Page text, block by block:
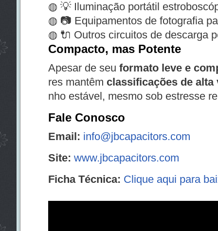
◍ 💡 Iluminação portátil
◍ 📷 Equipamentos de fotografia
◍ 🔌 Outros circuitos de descarga
Compacto, mas Potente
Apesar de seu formato leve e
res mantêm classificações de alta
nho estável, mesmo sob estresse
Fale Conosco
Email: info@jbcapacitors.com
Site: www.jbcapacitors.com
Ficha Técnica: Clique aqui para